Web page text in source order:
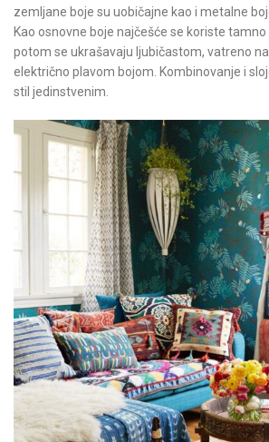
zemljane boje su uobičajne kao i metalne
Kao osnovne boje najčešće se koriste
potom se ukrašavaju ljubičastom, vatreno
električno plavom bojom. Kombinovanje i
stil jedinstvenim.